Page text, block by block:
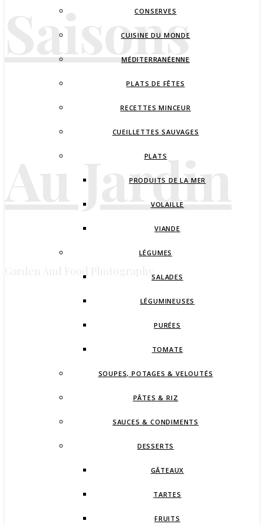
Saisons
Au Jardin
Garden And Food Photography
CONSERVES
CUISINE DU MONDE
MÉDITERRANÉENNE
PLATS DE FÊTES
RECETTES MINCEUR
CUEILLETTES SAUVAGES
PLATS
PRODUITS DE LA MER
VOLAILLE
VIANDE
LÉGUMES
SALADES
LÉGUMINEUSES
PURÉES
TOMATE
SOUPES, POTAGES & VELOUTÉS
PÂTES & RIZ
SAUCES & CONDIMENTS
DESSERTS
GÂTEAUX
TARTES
FRUITS